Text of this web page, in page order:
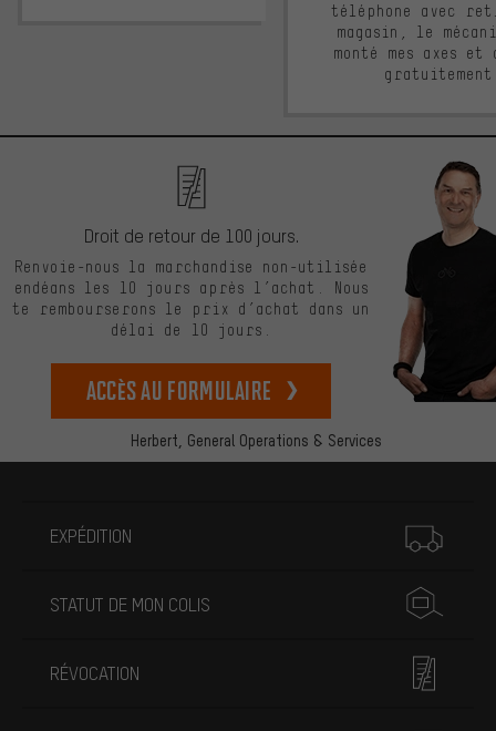
téléphone avec
magasin, le
monté mes axes et
Herbert, General Operations & Services
Droit de retour de 100 jours.
Renvoie-nous la marchandise non-utilisée
endéans les 10 jours après l’achat. Nous
te rembourserons le prix d’achat dans un
délai de 10 jours.
Accès au formulaire
EXPÉDITION
STATUT DE MON COLIS
RÉVOCATION